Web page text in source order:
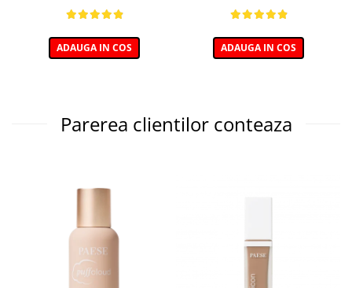
ADAUGA IN COS ADAUGA IN COS
Parerea clientilor conteaza